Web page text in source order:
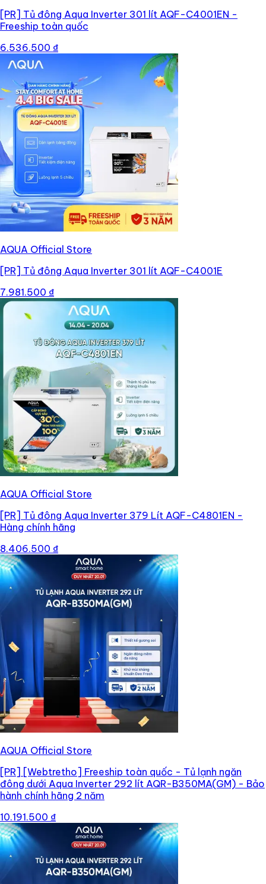
[PR] Tủ đông Aqua Inverter 301 lít AQF-C4001EN -
Freeship toàn quốc
6.536.500 ₫
AQUA Official Store
[PR] Tủ đông Aqua Inverter 301 lít AQF-C4001E
7.981.500 ₫
AQUA Official Store
[PR] Tủ đông Aqua Inverter 379 Lít AQF-C4801EN -
Hàng chính hãng
8.406.500 ₫
AQUA Official Store
[PR] [Webtretho] Freeship toàn quốc - Tủ lạnh ngăn
đông dưới Aqua Inverter 292 lít AQR-B350MA(GM) - Bảo
hành chính hãng 2 năm
10.191.500 ₫